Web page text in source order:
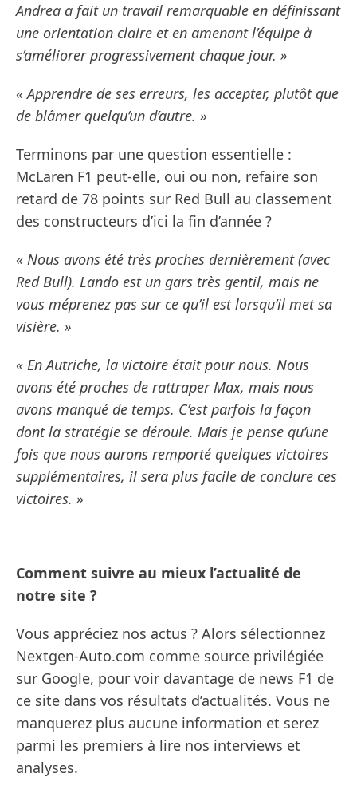
Andrea a fait un travail remarquable en définissant
une orientation claire et en amenant l’équipe à
s’améliorer progressivement chaque jour. »
« Apprendre de ses erreurs, les accepter, plutôt que
de blâmer quelqu’un d’autre. »
Terminons par une question essentielle :
McLaren F1 peut-elle, oui ou non, refaire son
retard de 78 points sur Red Bull au classement
des constructeurs d’ici la fin d’année ?
« Nous avons été très proches dernièrement (avec
Red Bull). Lando est un gars très gentil, mais ne
vous méprenez pas sur ce qu’il est lorsqu’il met sa
visière. »
« En Autriche, la victoire était pour nous. Nous
avons été proches de rattraper Max, mais nous
avons manqué de temps. C’est parfois la façon
dont la stratégie se déroule. Mais je pense qu’une
fois que nous aurons remporté quelques victoires
supplémentaires, il sera plus facile de conclure ces
victoires. »
Comment suivre au mieux l’actualité de
notre site ?
Vous appréciez nos actus ? Alors sélectionnez
Nextgen-Auto.com comme source privilégiée
sur Google, pour voir davantage de news F1 de
ce site dans vos résultats d’actualités. Vous ne
manquerez plus aucune information et serez
parmi les premiers à lire nos interviews et
analyses.